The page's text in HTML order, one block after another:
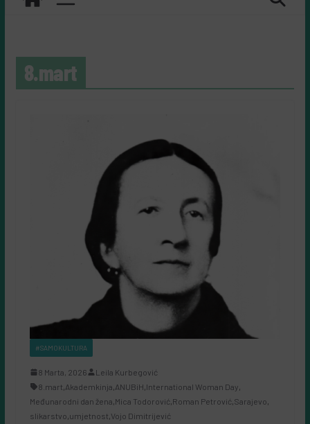
8.mart
#SAMOKULTURA
8 Marta, 2026
Leila Kurbegović
8.mart Akademkinja ANUBiH International Woman Day
Međunarodni dan žena Mica Todorović Roman Petrović Sarajevo
slikarstvo umjetnost Vojo Dimitrijević